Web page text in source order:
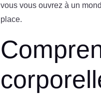
vous vous ouvrez à un
place.